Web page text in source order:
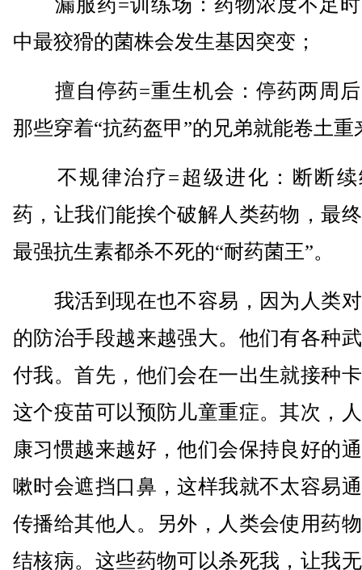
中最狡猾的菌株会发生基因突变；
擅自停药=重生机会：停药两周后
那些穿着“抗药盔甲”的兄弟就能卷土重
不规律治疗=超级进化：断断续
药，让我们能挨个破解人类药物，最
最强抗生素都杀不死的“耐药菌王”。
我活到现在也不容易，因为人类
的防治手段越来越强大。他们有各种
付我。首先，他们会在一出生就接种
这个疫苗可以预防儿童重症。其次，
康习惯越来越好，他们会保持良好的
嗽时会遮挡口鼻，这样我就不太容易
传播给其他人。另外，人类会使用药
结核病。这些药物可以杀死我，让我